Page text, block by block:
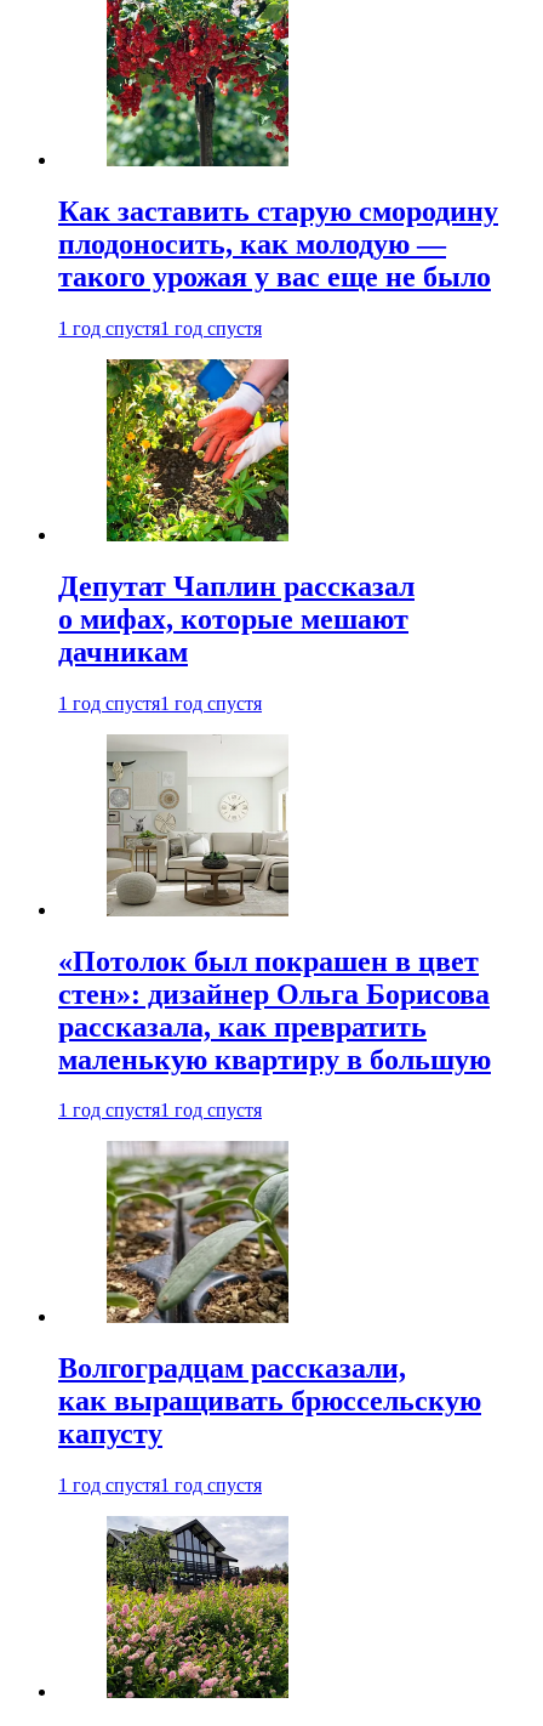
Как заставить старую смородину
плодоносить, как молодую —
такого урожая у вас еще не было
1 год спустя1 год спустя
Депутат Чаплин рассказал
о мифах, которые мешают
дачникам
1 год спустя1 год спустя
«Потолок был покрашен в цвет
стен»: дизайнер Ольга Борисова
рассказала, как превратить
маленькую квартиру в большую
1 год спустя1 год спустя
Волгоградцам рассказали,
как выращивать брюссельскую
капусту
1 год спустя1 год спустя